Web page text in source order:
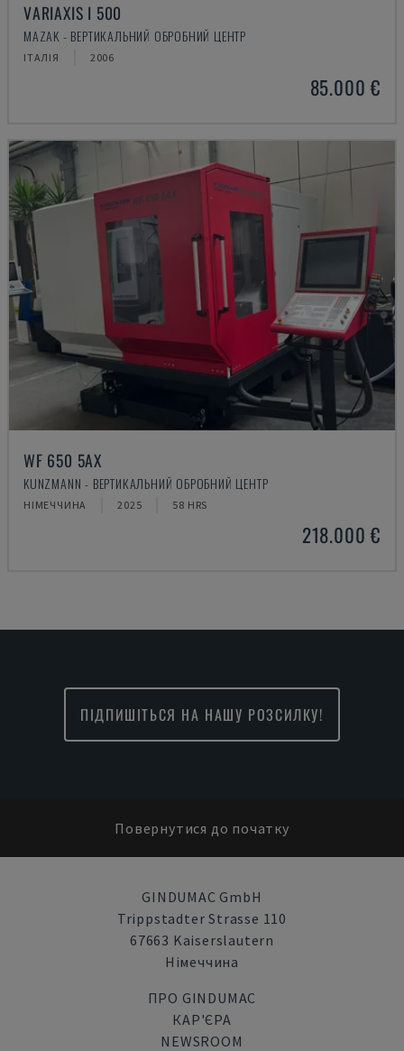
VARIAXIS I 500
MAZAK - ВЕРТИКАЛЬНИЙ ОБРОБНИЙ ЦЕНТР
ІТАЛІЯ 2006
85.000 €
WF 650 5AX
KUNZMANN - ВЕРТИКАЛЬНИЙ ОБРОБНИЙ ЦЕНТР
НІМЕЧЧИНА 2025 58 HRS
218.000 €
ПІДПИШІТЬСЯ НА НАШУ РОЗСИЛКУ!
Повернутися до початку
GINDUMAC GmbH
Trippstadter Strasse 110
67663 Kaiserslautern
Німеччина
ПРО GINDUMAC
КАР'ЄРА
NEWSROOM